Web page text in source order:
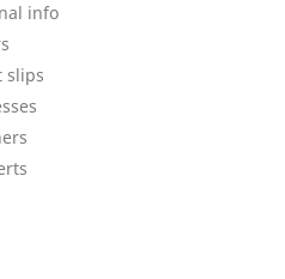
info
slips